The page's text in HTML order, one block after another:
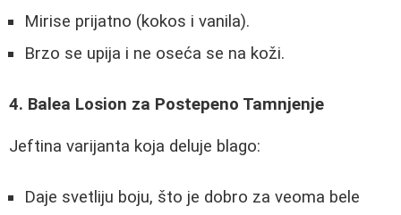
Mirise prijatno (kokos i vanila).
Brzo se upija i ne oseća se na koži.
4. Balea Losion za Postepeno Tamnjenje
Jeftina varijanta koja deluje blago:
Daje svetliju boju, što je dobro za veoma bele